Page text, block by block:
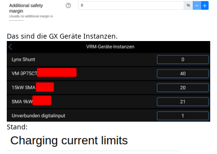
Das sind die GX Geräte Instanzen.
Stand: